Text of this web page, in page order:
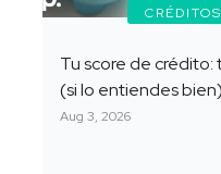
CRÉDITOS
Tu score de crédito:
(si lo entiendes bien)
Aug 3, 2026